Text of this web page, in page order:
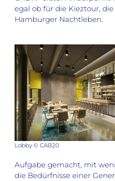
egal ob für die Kieztour,
Hamburger Nachtleben.
Lobby © CAB20
Aufgabe gemacht, mit
die Bedürfnisse einer